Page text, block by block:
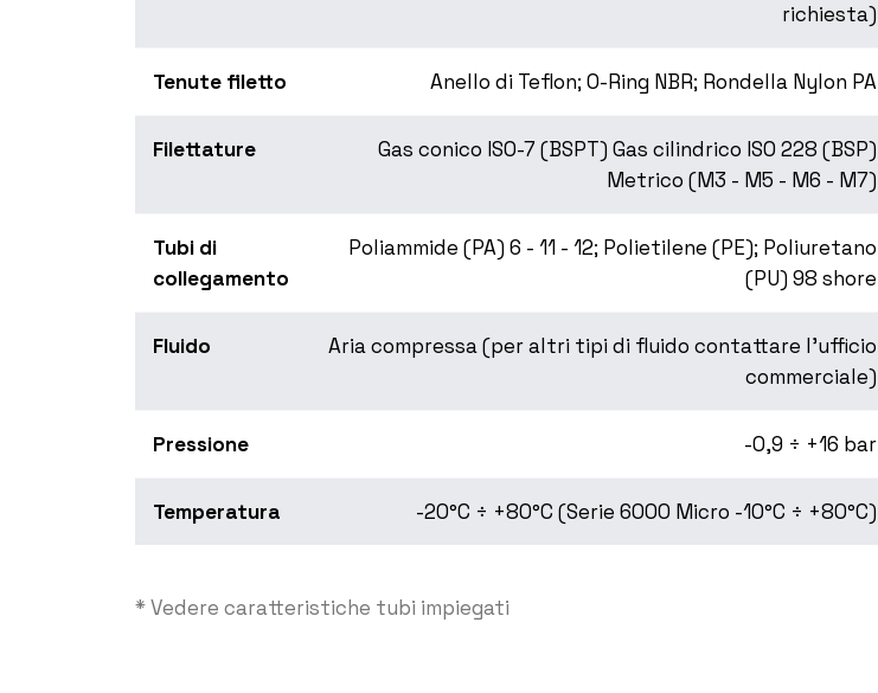
richiesta)
Tenute filetto Anello di Teflon; O-Ring NBR; Rondella Nylon PA
Filettature
Gas conico ISO-7 (BSPT) Gas cilindrico ISO 228 (BSP)
Metrico (M3 - M5 - M6 - M7)
Tubi di
collegamento
Poliammide (PA) 6 - 11 - 12; Polietilene (PE); Poliuretano
(PU) 98 shore
Fluido
Aria compressa (per altri tipi di fluido contattare l’ufficio
commerciale)
Pressione -0,9 ÷ +16 bar
Temperatura -20°C ÷ +80°C (Serie 6000 Micro -10°C ÷ +80°C)
* Vedere caratteristiche tubi impiegati